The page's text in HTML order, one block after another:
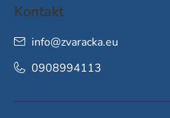
Kontakt
info@zvaracka.eu
0908994113